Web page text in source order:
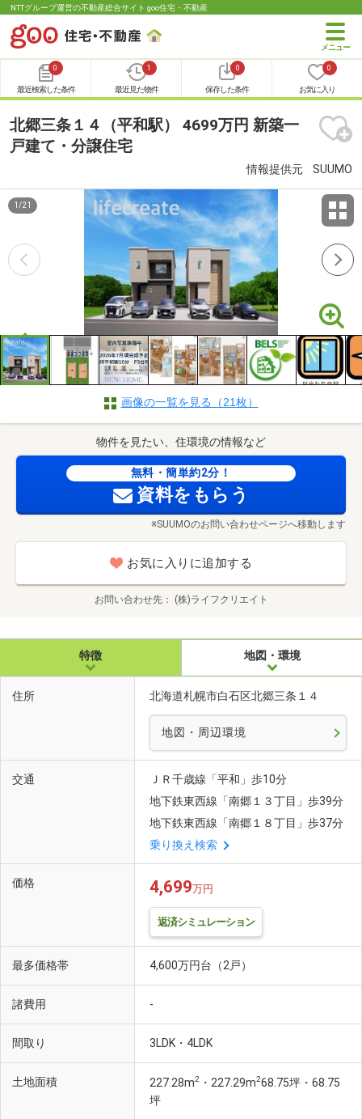
NTTグループ運営の不動産総合サイト goo住宅・不動産
0
最近検索した条件
1
最近見た物件
0
保存した条件
0
お気に入り
北郷三条１４（平和駅） 4699万円 新築一
戸建て・分譲住宅
情報提供元 SUUMO
1 /21
画像の一覧を見る（21枚）
物件を見たい、住環境の情報など
無料・簡単約2分！
資料をもらう
※SUUMOのお問い合わせページへ移動します
お気に入りに追加する
お問い合わせ先 (株)ライフクリエイト
特徴 地図・環境
住所 北海道札幌市白石区北郷三条１４
地図・周辺環境
交通
ＪＲ千歳線「平和」歩10分
地下鉄東西線「南郷１３丁目」歩39分
地下鉄東西線「南郷１８丁目」歩37分
乗り換え検索
価格 4,699万円
返済シミュレーション
最多価格帯 4,600万円台（2戸）
諸費用 -
間取り 3LDK・4LDK
土地面積 227.28m2 ・227.29m268.75坪・68.75
坪